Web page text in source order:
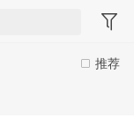
推荐